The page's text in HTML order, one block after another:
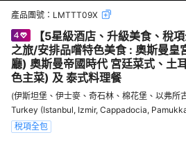
產品團號： LMTTT09X
【5星級酒店、升級美食、稅
之旅/安排品嚐特色美食 : 奧斯曼皇
廳) 奧斯曼帝國時代 宮廷菜式、土
色主菜) 及 泰式料理餐
(伊斯坦堡、伊士麥、奇石林、棉花堡、以弗所
Turkey (Istanbul, Izmir, Cappadocia,
稅項全包